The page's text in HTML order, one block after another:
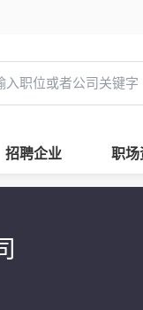
招聘企业 职场